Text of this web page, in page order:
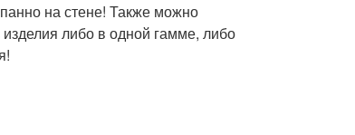
на стене! Также можно
либо в одной гамме, либо